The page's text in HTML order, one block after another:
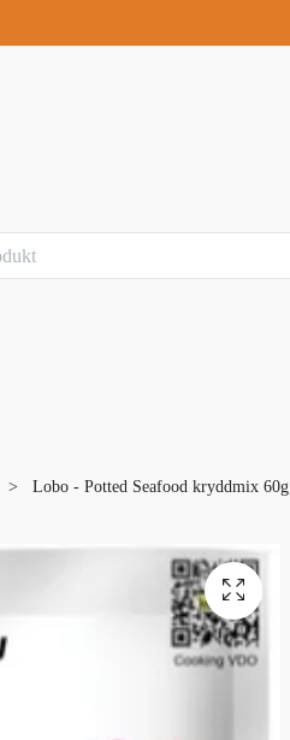
Lobo - Potted Seafood kryddmix 60g